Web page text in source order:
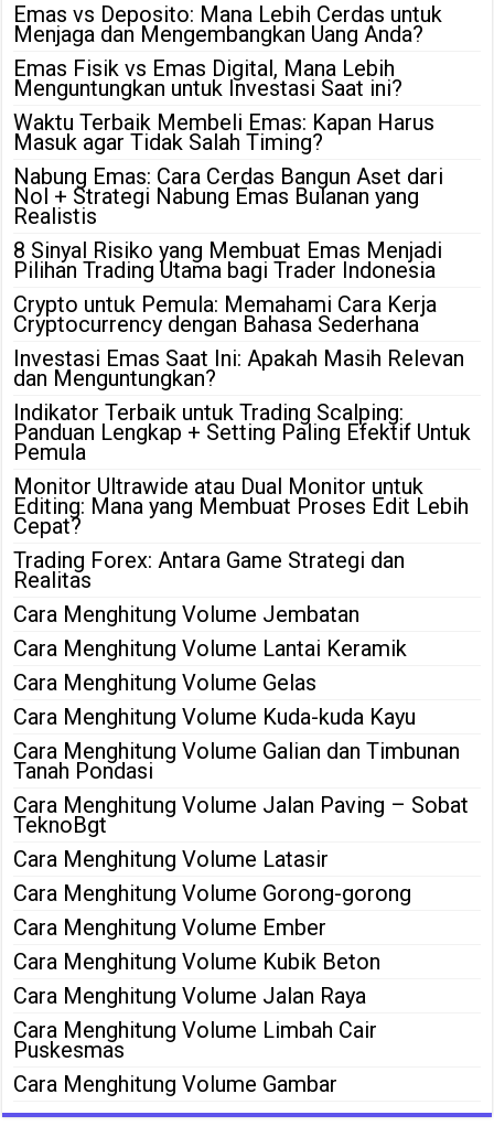
Emas vs Deposito: Mana Lebih Cerdas untuk
Menjaga dan Mengembangkan Uang Anda?
Emas Fisik vs Emas Digital, Mana Lebih
Menguntungkan untuk Investasi Saat ini?
Waktu Terbaik Membeli Emas: Kapan Harus
Masuk agar Tidak Salah Timing?
Nabung Emas: Cara Cerdas Bangun Aset dari
Nol + Strategi Nabung Emas Bulanan yang
Realistis
8 Sinyal Risiko yang Membuat Emas Menjadi
Pilihan Trading Utama bagi Trader Indonesia
Crypto untuk Pemula: Memahami Cara Kerja
Cryptocurrency dengan Bahasa Sederhana
Investasi Emas Saat Ini: Apakah Masih Relevan
dan Menguntungkan?
Indikator Terbaik untuk Trading Scalping:
Panduan Lengkap + Setting Paling Efektif Untuk
Pemula
Monitor Ultrawide atau Dual Monitor untuk
Editing: Mana yang Membuat Proses Edit Lebih
Cepat?
Trading Forex: Antara Game Strategi dan
Realitas
Cara Menghitung Volume Jembatan
Cara Menghitung Volume Lantai Keramik
Cara Menghitung Volume Gelas
Cara Menghitung Volume Kuda-kuda Kayu
Cara Menghitung Volume Galian dan Timbunan
Tanah Pondasi
Cara Menghitung Volume Jalan Paving – Sobat
TeknoBgt
Cara Menghitung Volume Latasir
Cara Menghitung Volume Gorong-gorong
Cara Menghitung Volume Ember
Cara Menghitung Volume Kubik Beton
Cara Menghitung Volume Jalan Raya
Cara Menghitung Volume Limbah Cair
Puskesmas
Cara Menghitung Volume Gambar